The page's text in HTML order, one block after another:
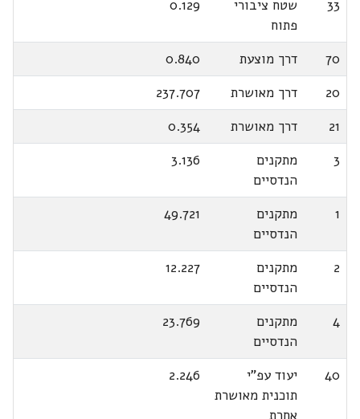
33
שטח ציבורי
פתוח
0.129
70 דרך מוצעת
0.840
20
דרך מאושרת
237.707
21
דרך מאושרת
0.354
3
מתקנים
הנדסיים
3.136
1
מתקנים
הנדסיים
49.721
2
מתקנים
הנדסיים
12.227
4
מתקנים
הנדסיים
23.769
40
יעוד עפ"י
תוכנית מאושרת
2.246